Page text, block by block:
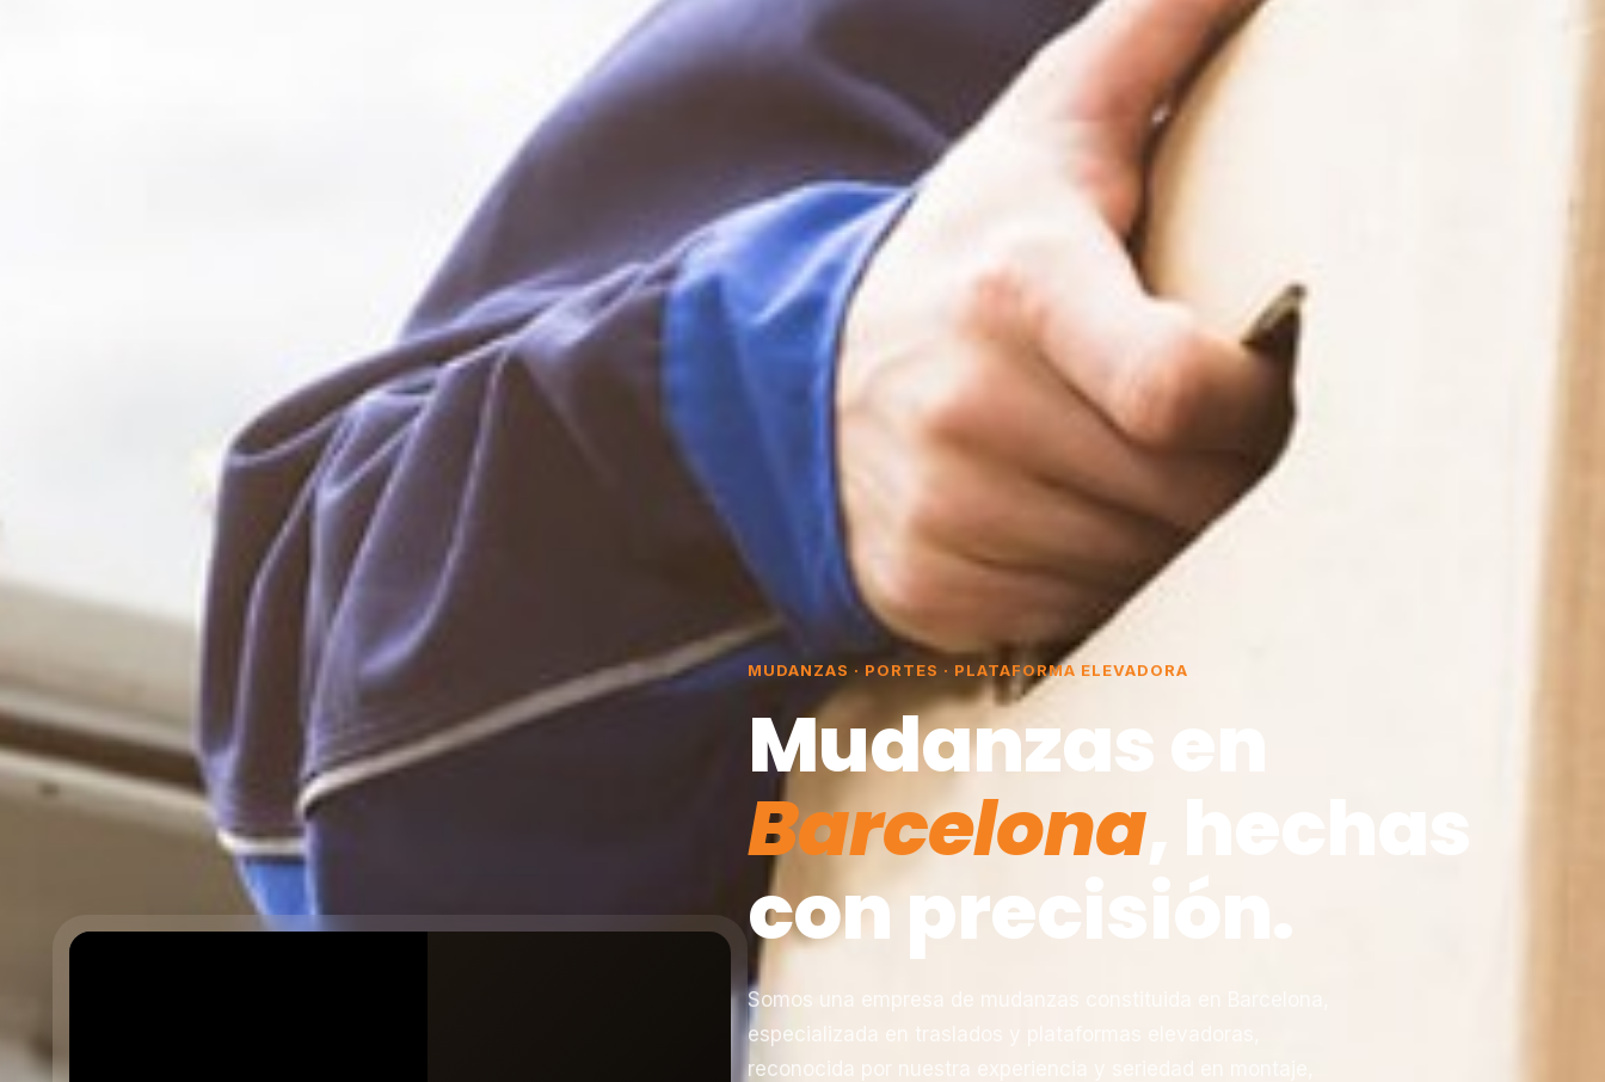
MUDANZAS · PORTES · PLATAFORMA ELEVADORA
Mudanzas en
Barcelona, hechas
con precisión.
Somos una empresa de mudanzas constituida en Barcelona,
especializada en traslados y plataformas elevadoras,
reconocida por nuestra experiencia y seriedad en montaje,